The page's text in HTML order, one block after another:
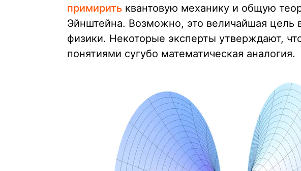
примирить квантовую механику и общую
Эйнштейна. Возможно, это величайшая цель
физики. Некоторые эксперты утверждают,
понятиями сугубо математическая аналогия.